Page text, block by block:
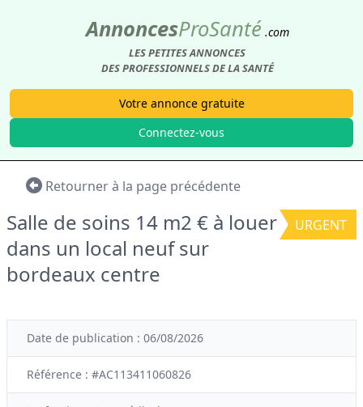
AnnoncesProSanté .com
LES PETITES ANNONCES
DES PROFESSIONNELS DE LA SANTÉ
Votre annonce gratuite
Connectez-vous
Retourner à la page précédente
Salle de soins 14 m2 € à louer
dans un local neuf sur
bordeaux centre
URGENT
Date de publication : 06/08/2026
Référence : #AC113411060826